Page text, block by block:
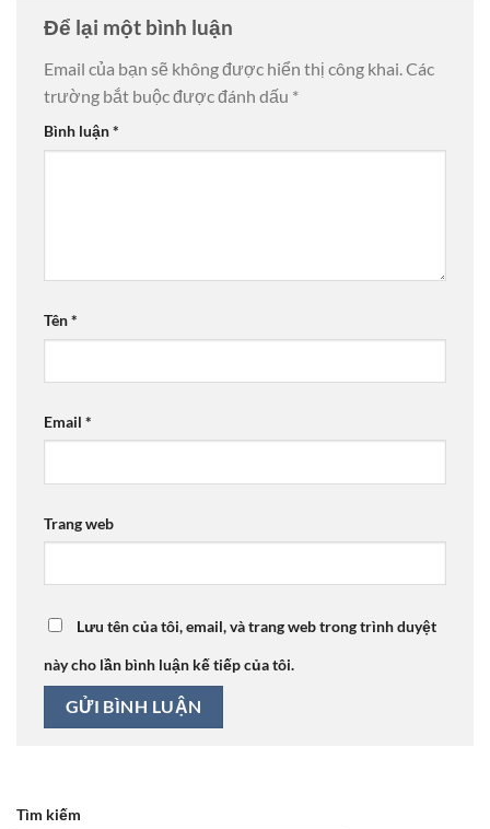
Để lại một bình luận
Email của bạn sẽ không được hiển thị công khai.Các
trường bắt buộc được đánh dấu *
Bình luận*
Tên*
Email *
Trang web
Lưu tên của tôi, email, và trang web trong trình duyệt
này cho lần bình luận kế tiếp của tôi.
Tìm kiếm